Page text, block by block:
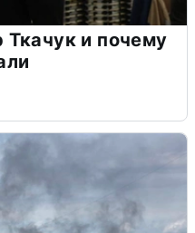
Ткачук и почему